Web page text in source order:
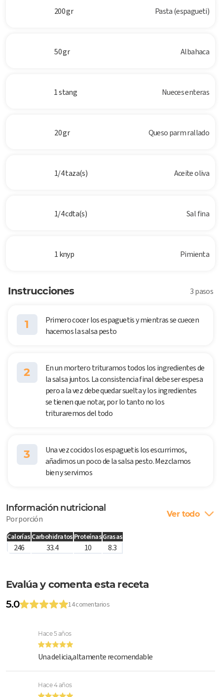
200 gr Pasta (espagueti)
50 gr Albahaca
1 stang Nueces enteras
20 gr Queso parm rallado
1/4 taza(s) Aceite oliva
1/4 cdta(s) Sal fina
1 knyp Pimienta
Instrucciones 3 pasos
1
Primero cocer los espaguetis y mientras se cuecen
hacemos la salsa pesto
2
En un mortero trituramos todos los ingredientes de
la salsa juntos. La consistencia final debe ser espesa
pero a la vez debe quedar suelta y los ingredientes
se tienen que notar, por lo tanto no los
trituraremos del todo
3
Una vez cocidos los espaguetis los escurrimos,
añadimos un poco de la salsa pesto. Mezclamos
bien y servimos
Información nutricional
Por porción Ver todo
Calorías Carbohidratos ProteínasGrasas
246 33.4 10 8.3
Evalúa y comenta esta receta
5.0
14 comentarios
Hace 5 años
Una delicia,altamente recomendable
Hace 4 años